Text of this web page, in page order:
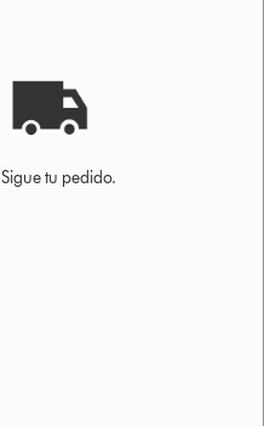
Sigue tu pedido.